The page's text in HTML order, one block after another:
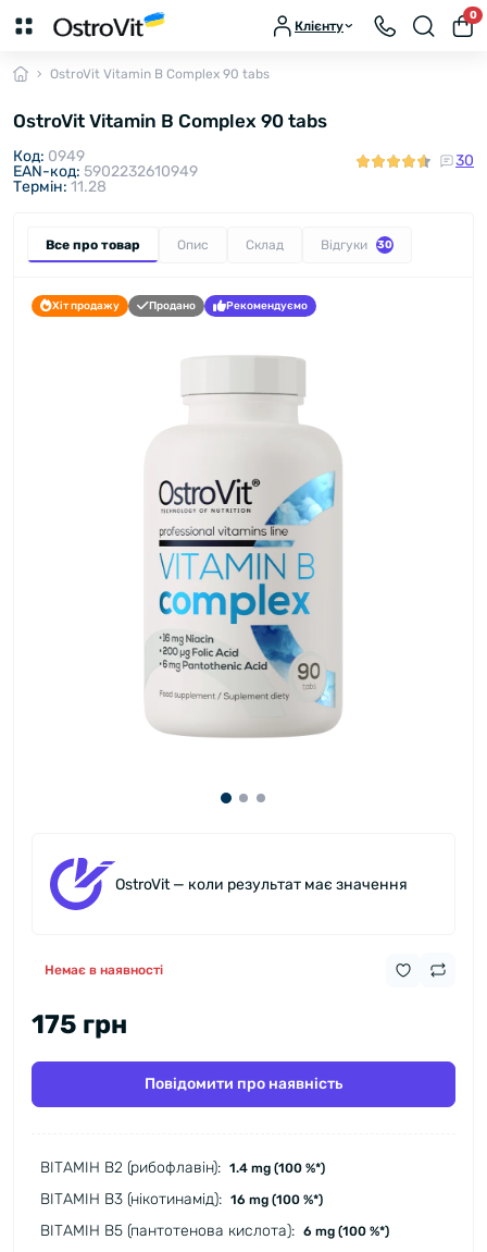
Клієнту
0
OstroVit Vitamin B Complex 90 tabs
OstroVit Vitamin B Complex 90 tabs
Код: 0949
EAN-код: 5902232610949
Термін: 11.28
30
Все про товар Опис Склад Відгуки 30
Хіт продажу Продано Рекомендуємо
OstroVit — коли результат має значення
Немає в наявності
175 грн
Повідомити про наявність
ВІТАМІН В2 (рибофлавін): 1.4 mg (100 %*)
ВІТАМІН В3 (нікотинамід): 16 mg (100 %*)
ВІТАМІН В5 (пантотенова кислота): 6 mg (100 %*)